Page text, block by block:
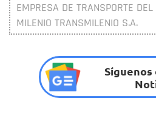
EMPRESA DE TRANSPORTE DEL
MILENIO TRANSMILENIO S.A.
Síguenos